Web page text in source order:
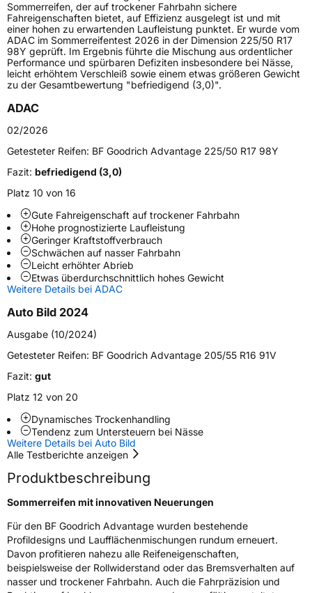
Lastindex91
Höchstlast615 kg
Gewicht (in kg) 11,04 kg
Generelle Merkmale
Fahrzeugtyp
Verwendung
ModellnameAdvantage
FahrzeugartPKW & SUV
Weitere Eigenschaften
Schlauchtyp TL
ZustandNeureifen
EU Label
Nasshaftung
Rollgeräusch (Klasse)B
Rollgeräusch (dB) 71
3PMSF / Schneeflockensymbol / Alpine-Symbol
EisgripNein
EPREL ID412939
Allgemeine Produktsicherheit (GPSR)
Sommerreifen, der auf trockener Fahrbahn sichere
Fahreigenschaften bietet, auf Effizienz ausgelegt ist und mit
einer hohen zu erwartenden Laufleistung punktet. Er wurde vom
ADAC im Sommerreifentest 2026 in der Dimension 225/50 R17
98Y geprüft. Im Ergebnis führte die Mischung aus ordentlicher
Performance und spürbaren Defiziten insbesondere bei Nässe,
leicht erhöhtem Verschleiß sowie einem etwas größeren Gewicht
zu der Gesamtbewertung "befriedigend (3,0)".
ADAC
02/2026
Getesteter Reifen: BF Goodrich Advantage 225/50 R17 98Y
Fazit: befriedigend (3,0)
Platz 10 von 16
Gute Fahreigenschaft auf trockener Fahrbahn
Hohe prognostizierte Laufleistung
Geringer Kraftstoffverbrauch
Schwächen auf nasser Fahrbahn
Leicht erhöhter Abrieb
Etwas überdurchschnittlich hohes Gewicht
Weitere Details bei ADAC
Auto Bild 2024
Ausgabe (10/2024)
Getesteter Reifen: BF Goodrich Advantage 205/55 R16 91V
Fazit: gut
Platz 12 von 20
Dynamisches Trockenhandling
Tendenz zum Untersteuern bei Nässe
Weitere Details bei Auto Bild
Alle Testberichte anzeigen
Produktbeschreibung
Sommerreifen mit innovativen Neuerungen
Für den BF Goodrich Advantage wurden bestehende
Profildesigns und Laufflächenmischungen rundum erneuert.
Davon profitieren nahezu alle Reifeneigenschaften,
beispielsweise der Rollwiderstand oder das Bremsverhalten auf
nasser und trockener Fahrbahn. Auch die Fahrpräzision und